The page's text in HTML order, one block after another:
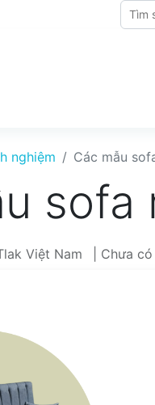
nghiệm Các mẫu
Việt Nam | Chưa